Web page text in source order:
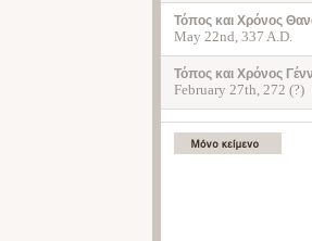
Τόπος και Χρόνος
May 22nd, 337 A.D.
Τόπος και Χρόνος
February 27th, 272 (?)